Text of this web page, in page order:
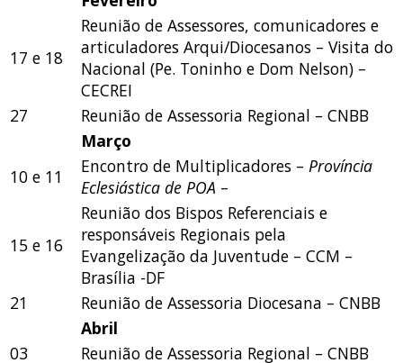
17 e 18
Reunião de Assessores, comunicadores e
articuladores Arqui/Diocesanos – Visita do
Nacional (Pe. Toninho e Dom Nelson) –
CECREI
27
Reunião de Assessoria Regional – CNBB
Março
10 e 11
Encontro de Multiplicadores – Província
Eclesiástica de POA –
15 e 16
Reunião dos Bispos Referenciais e
responsáveis Regionais pela
Evangelização da Juventude – CCM –
Brasília -DF
21
Reunião de Assessoria Diocesana – CNBB
Abril
03
Reunião de Assessoria Regional – CNBB